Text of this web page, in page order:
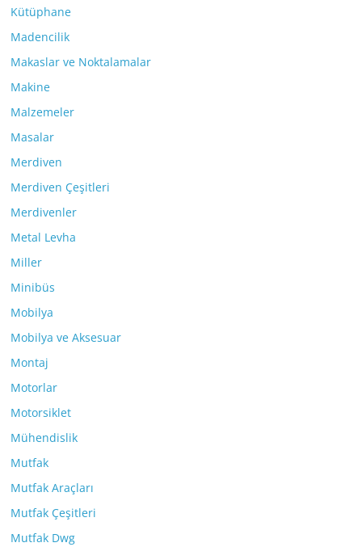
Kütüphane
Madencilik
Makaslar ve Noktalamalar
Makine
Malzemeler
Masalar
Merdiven
Merdiven Çeşitleri
Merdivenler
Metal Levha
Miller
Minibüs
Mobilya
Mobilya ve Aksesuar
Montaj
Motorlar
Motorsiklet
Mühendislik
Mutfak
Mutfak Araçları
Mutfak Çeşitleri
Mutfak Dwg